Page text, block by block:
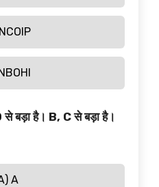
बड़ा है। B, C से बड़ा है।
A